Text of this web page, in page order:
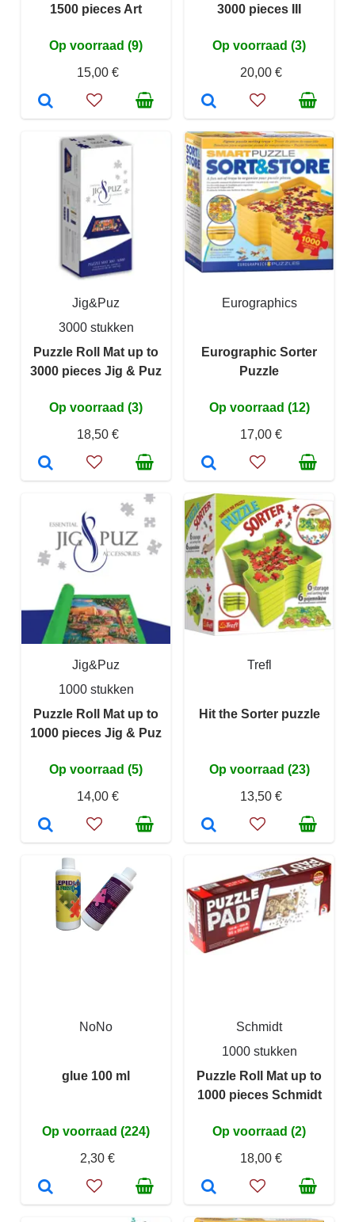
1500 pieces Art
Op voorraad (9)
15,00 €
3000 pieces III
Op voorraad (3)
20,00 €
Jig&Puz
3000 stukken
Puzzle Roll Mat up to
3000 pieces Jig & Puz
Op voorraad (3)
18,50 €
Eurographics
Eurographic Sorter
Puzzle
Op voorraad (12)
17,00 €
Jig&Puz
1000 stukken
Puzzle Roll Mat up to
1000 pieces Jig & Puz
Op voorraad (5)
14,00 €
Trefl
Hit the Sorter puzzle
Op voorraad (23)
13,50 €
NoNo
glue 100 ml
Op voorraad (224)
2,30 €
Schmidt
1000 stukken
Puzzle Roll Mat up to
1000 pieces Schmidt
Op voorraad (2)
18,00 €